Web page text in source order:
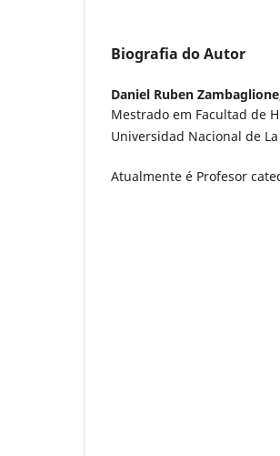
Biografia do Autor
Daniel Ruben
Mestrado em Facultad de
Universidad Nacional de
Atualmente é Profesor